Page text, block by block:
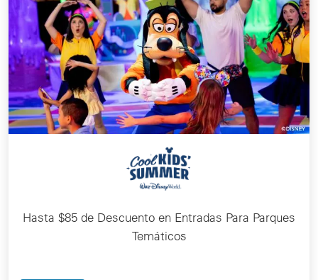
Hasta $85 de Descuento en Entradas Para Parques
Temáticos